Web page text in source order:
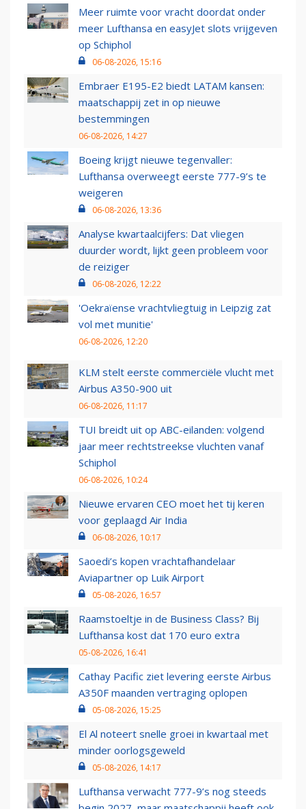
Meer ruimte voor vracht doordat onder
meer Lufthansa en easyJet slots vrijgeven
op Schiphol
06-08-2026, 15:16
Embraer E195-E2 biedt LATAM kansen:
maatschappij zet in op nieuwe
bestemmingen
06-08-2026, 14:27
Boeing krijgt nieuwe tegenvaller:
Lufthansa overweegt eerste 777-9’s te
weigeren
06-08-2026, 13:36
Analyse kwartaalcijfers: Dat vliegen
duurder wordt, lijkt geen probleem voor
de reiziger
06-08-2026, 12:22
'Oekraïense vrachtvliegtuig in Leipzig zat
vol met munitie'
06-08-2026, 12:20
KLM stelt eerste commerciële vlucht met
Airbus A350-900 uit
06-08-2026, 11:17
TUI breidt uit op ABC-eilanden: volgend
jaar meer rechtstreekse vluchten vanaf
Schiphol
06-08-2026, 10:24
Nieuwe ervaren CEO moet het tij keren
voor geplaagd Air India
06-08-2026, 10:17
Saoedi’s kopen vrachtafhandelaar
Aviapartner op Luik Airport
05-08-2026, 16:57
Raamstoeltje in de Business Class? Bij
Lufthansa kost dat 170 euro extra
05-08-2026, 16:41
Cathay Pacific ziet levering eerste Airbus
A350F maanden vertraging oplopen
05-08-2026, 15:25
El Al noteert snelle groei in kwartaal met
minder oorlogsgeweld
05-08-2026, 14:17
Lufthansa verwacht 777-9’s nog steeds